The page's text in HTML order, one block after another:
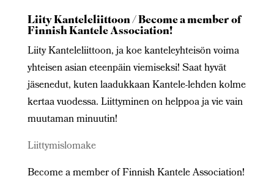
Liity Kanteleliittoon / Become a member of
Finnish Kantele Association!
Liity Kanteleliittoon, ja koe kanteleyhteisön voima
yhteisen asian eteenpäin viemiseksi! Saat hyvät
jäsenedut, kuten laadukkaan Kantele-lehden kolme
kertaa vuodessa. Liittyminen on helppoa ja vie vain
muutaman minuutin!
Liittymislomake